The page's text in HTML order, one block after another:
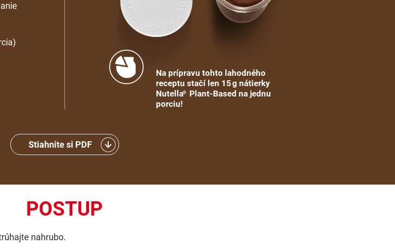
Na prípravu tohto lahodného
receptu stačí len 15 g nátierky
Nutella®
Plant-Based na jednu
porciu!
Stiahnite si PDF
POSTUP
nahrubo.